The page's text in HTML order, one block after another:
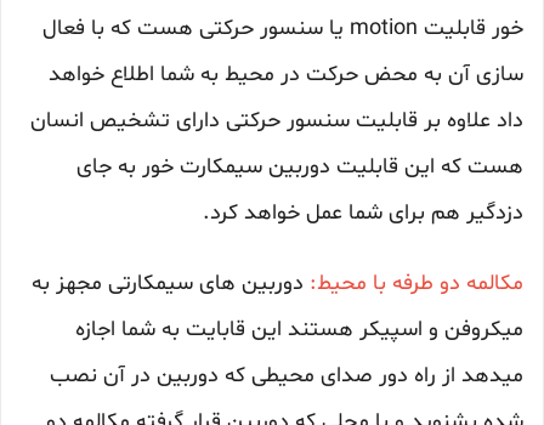
خور قابلیت motion یا سنسور حرکتی هست که با فعال
سازی آن به محض حرکت در محیط به شما اطلاع خواهد
داد علاوه بر قابلیت سنسور حرکتی دارای تشخیص انسان
هست که این قابلیت دوربین سیمکارت خور به جای
دزدگیر هم برای شما عمل خواهد کرد.
مکالمه دو طرفه با محیط: دوربین های سیمکارتی مجهز به
میکروفن و اسپیکر هستند این قابایت به شما اجازه
میدهد از راه دور صدای محیطی که دوربین در آن نصب